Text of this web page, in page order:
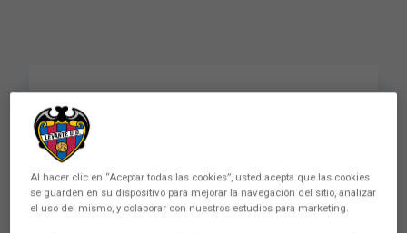
Dani Gómez: “I am very
happy for the team,
they deserved it”
Al hacer clic en “Aceptar todas las cookies”, usted acepta que las cookies
se guarden en su dispositivo para mejorar la navegación del sitio, analizar
el uso del mismo, y colaborar con nuestros estudios para marketing.